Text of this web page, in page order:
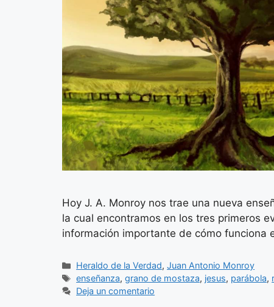
Hoy J. A. Monroy nos trae una nueva
la cual encontramos en los tres primeros
información importante de cómo funciona
Categorías
Heraldo de la Verdad,Juan Antonio Monroy
Etiquetas
enseñanza,grano de mostaza, jesus, parábola,
Deja un comentario